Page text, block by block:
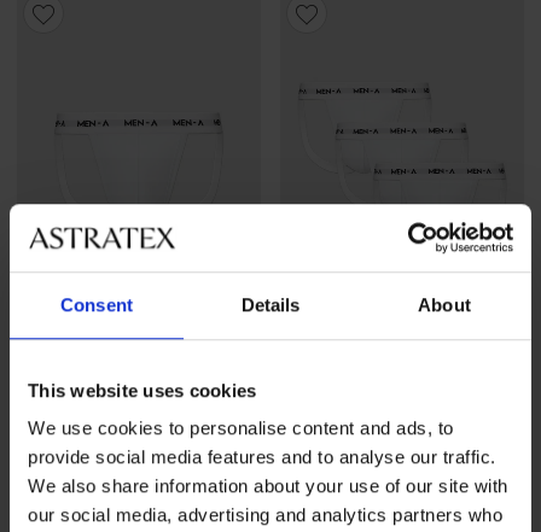
Consent Details About
This website uses cookies
We use cookies to personalise content and ads, to
provide social media features and to analyse our traffic.
We also share information about your use of our site with
our social media, advertising and analytics partners who
Zniżka
30,09 złPierwotna cena
42,99 zł
Zniżka
81,89 złPierwotna cena
116,99 zł